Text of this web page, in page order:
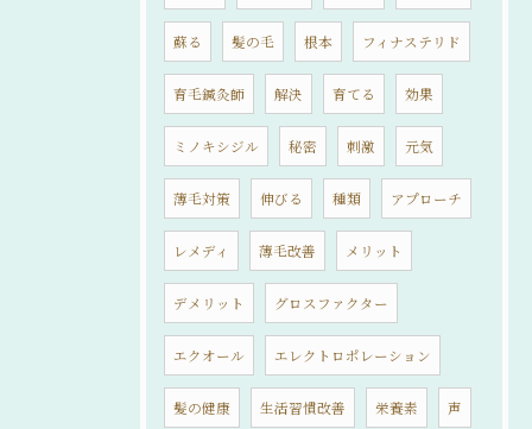
蘇る 髪の毛 根本 フィナステリド
育毛鍼灸師 解決 育てる 効果
ミノキシジル 秘密 刺激 元気
薄毛対策 伸びる 種類 アプローチ
レメディ 薄毛改善 メリット
デメリット グロスファクター
エクオール エレクトロポレーション
髪の健康 生活習慣改善 栄養素 声